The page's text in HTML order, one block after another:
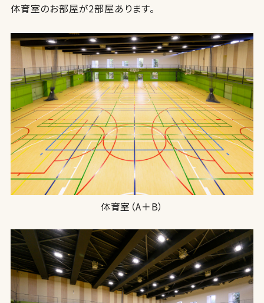
体育室のお部屋が2部屋あります。
体育室（A＋B）